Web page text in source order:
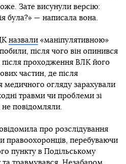
Зате висунули версію:
була?» — написала вона.
назвали «маніпулятивною»
після чого він опинився
проходження ВЛК його
частин, де після
медичного огляду зарахували
травми чи проблеми зі
повідомляли.
про розслідування
правоохоронців, перебуваючи
пункту в Подільському